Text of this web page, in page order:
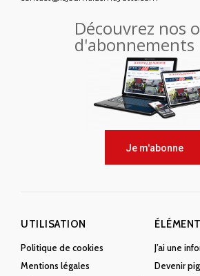
Découvrez nos
d'abonnements
Je m'abonne
UTILISATION
Politique de cookies
Mentions légales
J’ai une
Devenir